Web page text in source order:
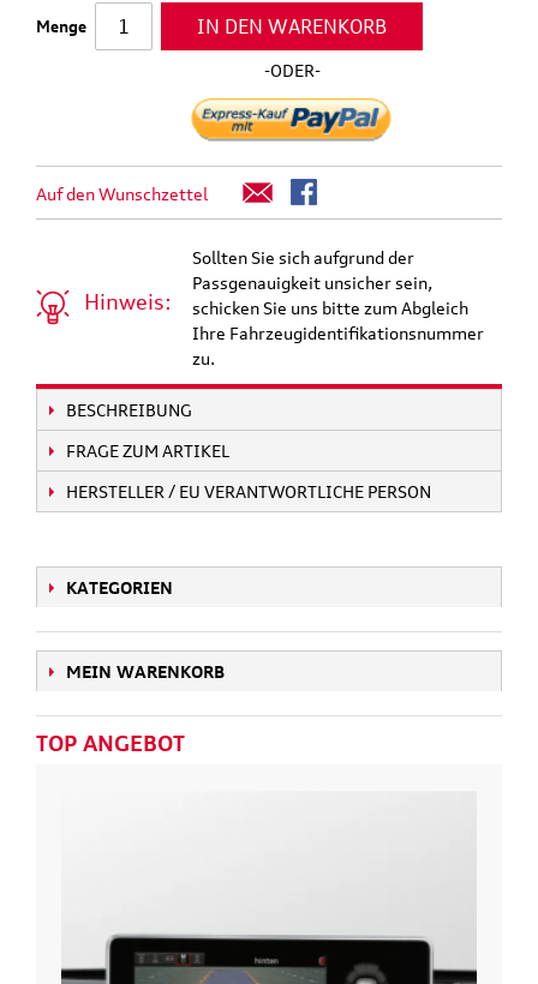
Menge IN DEN WARENKORB
-ODER-
Auf den Wunschzettel
Hinweis:
Sollten Sie sich aufgrund der
Passgenauigkeit unsicher sein,
schicken Sie uns bitte zum Abgleich
Ihre Fahrzeugidentifikationsnummer
zu.
BESCHREIBUNG
FRAGE ZUM ARTIKEL
HERSTELLER / EU VERANTWORTLICHE PERSON
KATEGORIEN
MEIN WARENKORB
TOP ANGEBOT